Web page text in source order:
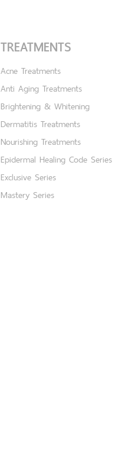
TREATMENTS
Acne Treatments
Anti Aging Treatments
Brightening & Whitening
Dermatitis Treatments
Nourishing Treatments
Epidermal Healing Code Series
Exclusive Series
Mastery Series